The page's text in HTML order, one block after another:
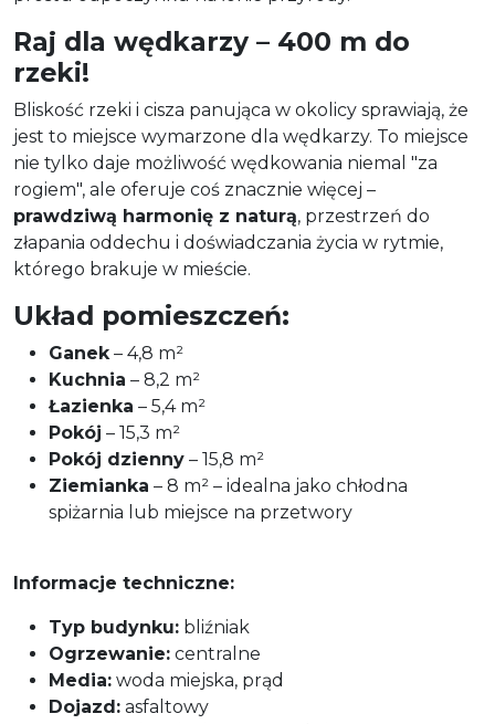
Raj dla wędkarzy – 400 m do
rzeki!
Bliskość rzeki i cisza panująca w okolicy sprawiają, że
jest to miejsce wymarzone dla wędkarzy. To miejsce
nie tylko daje możliwość wędkowania niemal "za
rogiem", ale oferuje coś znacznie więcej –
prawdziwą harmonię z naturą, przestrzeń do
złapania oddechu i doświadczania życia w rytmie,
którego brakuje w mieście.
Układ pomieszczeń:
Ganek– 4,8 m²
Kuchnia – 8,2 m²
Łazienka – 5,4 m²
Pokój – 15,3 m²
Pokój dzienny – 15,8 m²
Ziemianka – 8 m² – idealna jako chłodna
spiżarnia lub miejsce na przetwory
Informacje techniczne:
Typ budynku: bliźniak
Ogrzewanie: centralne
Media: woda miejska, prąd
Dojazd: asfaltowy